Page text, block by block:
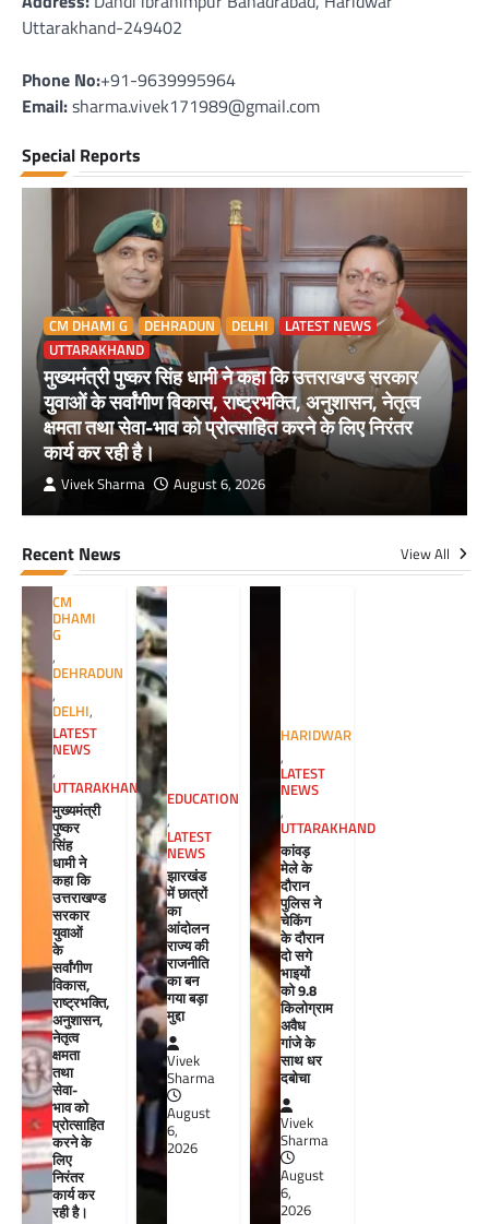
Uttarakhand-249402
Phone No:+91-9639995964
Email:sharma.vivek171989@gmail.com
Special Reports
CM DHAMI G DEHRADUN DELHI
LATEST NEWS
UTTARAKHAND
मुख्यमंत्री पुष्कर सिंह धामी ने कहा कि उत्तराखण्ड सरकार
युवाओं के सर्वांगीण विकास, राष्ट्रभक्ति, अनुशासन, नेतृत्व
क्षमता तथा सेवा-भाव को प्रोत्साहित करने के लिए निरंतर
कार्य कर रही है।
Vivek Sharma August 6, 2026
Recent News View All
CM
DHAMI
G
,
DEHRADUN
,
DELHI,
LATEST
NEWS
,
UTTARAKHAND
मुख्यमंत्री
पुष्कर
सिंह
धामी ने
कहा कि
उत्तराखण्ड
सरकार
युवाओं
के
सर्वांगीण
विकास,
राष्ट्रभक्ति,
अनुशासन,
नेतृत्व
क्षमता
तथा
सेवा-
भाव को
प्रोत्साहित
करने के
लिए
निरंतर
कार्य कर
रही है।
EDUCATION
,
LATEST
NEWS
झारखंड
में छात्रों
का
आंदोलन
राज्य की
राजनीति
का बन
गया बड़ा
मुद्दा
Vivek
Sharma
August
6,
2026
HARIDWAR
,
LATEST
NEWS
,
UTTARAKHAND
कांवड़
मेले के
दौरान
पुलिस ने
चेकिंग
के दौरान
दो सगे
भाइयों
को 9.8
किलोग्राम
अवैध
गांजे के
साथ धर
दबोचा
Vivek
Sharma
August
6,
2026